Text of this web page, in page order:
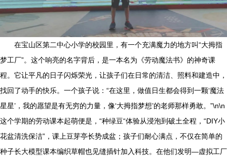
在宝山区第二中心小学的校园里，有一个充满魔力的地方叫“大拇指
梦工厂”。这个响亮的名字背后，是一本名为《劳动魔法书》的神奇课
程。它让平凡的日子闪烁荣光，让孩子们在日常的清洁、照料和建造中，
找回了动手的快乐。一个孩子说：“在这里，做值日生都会得到一颗‘魔法
星星’，我的愿望是有无穷的力量，像‘大拇指梦想’的老师那样勇敢。”\n\n
这个学期的劳动课本起萌便是，“种绿豆“体验从浸泡到破土全程，“DIY小
花盆清洗保洁”，课上豆芽亭长势成盆；孩子们耐心满点，不仅在简单的
种子长大模型课本编织草帽也见缝插针加入科技。在他们发明—虚拟工厂